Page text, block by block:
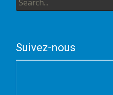
for:
Suivez-nous